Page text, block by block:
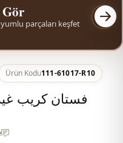
parçaları keşfet
Ürün Kodu111-61017-R10
فستان كريب